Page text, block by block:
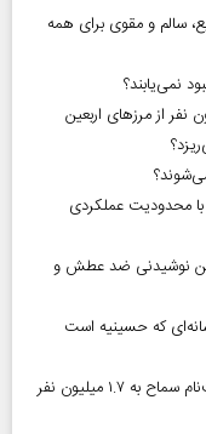
۳۰ صبحانه سریع، سالم و مقوی برای همه
نمی‌یابند؟
از ۱۰.۵ میلیون نفر با محدودیت عملکردی
نوشیدنی ضد عطش و
که حسینیه است
آغاز رسمی برنامه‌های اربعین ۱۴۰۵ در مرز‌ها | ثبت‌نام سماح به ۱.۷ میلیون نفر